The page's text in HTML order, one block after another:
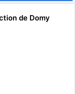
? N’hésite pas à
ou pour tout
vous
de Domy